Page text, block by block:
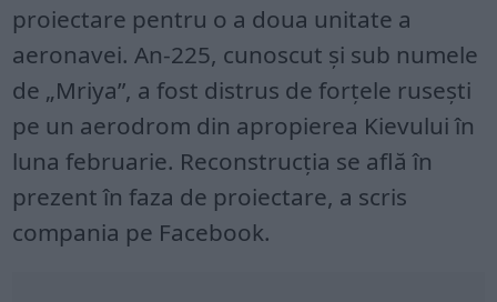
proiectare pentru o a doua unitate a
aeronavei. An-225, cunoscut și sub numele
de „Mriya”, a fost distrus de forțele rusești
pe un aerodrom din apropierea Kievului în
luna februarie. Reconstrucția se află în
prezent în faza de proiectare, a scris
compania pe Facebook.